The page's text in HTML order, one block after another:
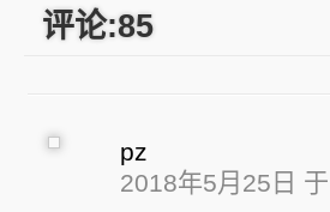
评论:85
pz
2018年5月25日